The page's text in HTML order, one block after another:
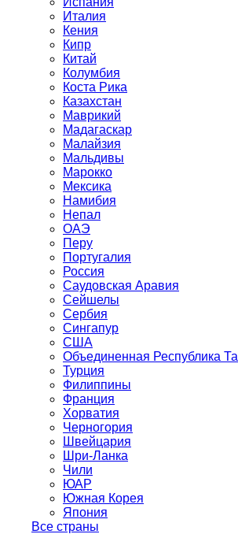
Италия
Кения
Кипр
Китай
Колумбия
Коста Рика
Казахстан
Маврикий
Мадагаскар
Малайзия
Мальдивы
Марокко
Мексика
Намибия
Непал
ОАЭ
Перу
Португалия
Россия
Саудовская Аравия
Сейшелы
Сербия
Сингапур
США
Объединенная Республика
Турция
Филиппины
Франция
Хорватия
Черногория
Швейцария
Шри-Ланка
Чили
ЮАР
Южная Корея
Япония
Все страны